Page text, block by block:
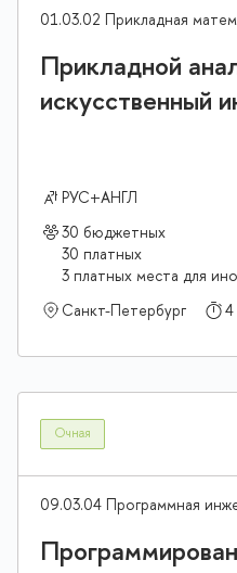
01.03.02 Прикладная
Прикладной
искусственный
РУС+АНГЛ
30 бюджетных
30 платных
3 платных места для
Санкт-Петербург
4
Очная
09.03.04 Программная